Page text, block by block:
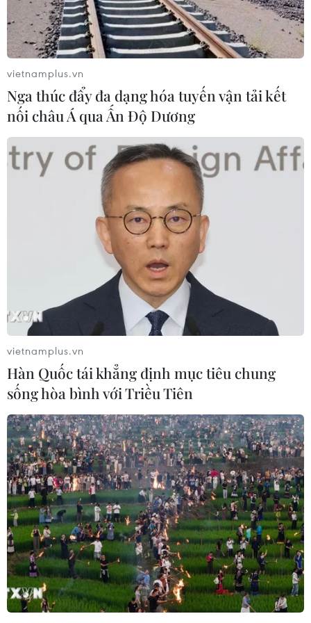
Tuần quyết định về lãi suất của các ngân
hàng trung ương toàn cầu
Tâm điểm chú ý của giới đầu tư sẽ là quyết định lãi suất
tại cuộc họp chính sách của Fed ngày 18/6, nhằm tìm
manh mối về thời điểm và lý do Fed có thể điều chỉnh
chính sách trong tương lai.
Ngân hàng trung ương Nga hạ lãi suất từ
mức cao nhất 2 thập niên
06/06/2025 13:11
vietnamplus.vn
Nga thúc đẩy đa dạng hóa tuyến vận tải kết
nối châu Á qua Ấn Độ Dương
vietnamplus.vn
Hàn Quốc tái khẳng định mục tiêu chung
sống hòa bình với Triều Tiên